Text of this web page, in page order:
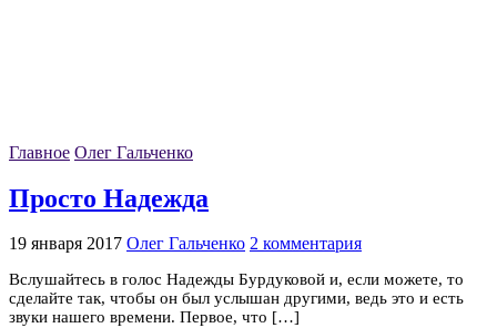
Главное Олег Гальченко
Просто Надежда
19 января 2017 Олег Гальченко 2 комментария
Вслушайтесь в голос Надежды Бурдуковой и, если можете, то
сделайте так, чтобы он был услышан другими, ведь это и есть
звуки нашего времени. Первое, что […]